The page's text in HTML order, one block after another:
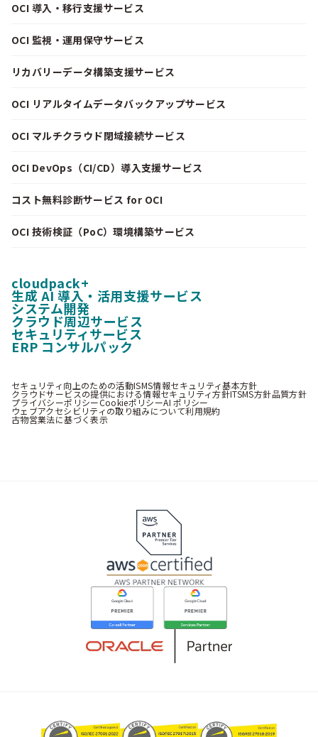
OCI 導入・移行支援サービス
OCI 監視・運用保守サービス
リカバリーデータ構築支援サービス
OCI リアルタイムデータバックアップサービス
OCI マルチクラウド閉域接続サービス
OCI DevOps（CI/CD）導入支援サービス
コスト無料診断サービス for OCI
OCI 技術検証（PoC）環境構築サービス
cloudpack+
生成 AI 導入・活用支援サービス
システム開発
クラウド周辺サービス
セキュリティサービス
ERP コンサルパック
セキュリティ向上のための活動ISMS情報セキュリティ基本方針
クラウドサービスの提供における情報セキュリティ方針ITSMS方針品質方針
プライバシーポリシーCookieポリシーAI ポリシー
ウェブアクセシビリティの取り組みについて利用規約
古物営業法に基づく表示